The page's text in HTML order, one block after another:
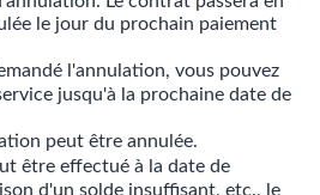
le jour du prochain paiement
l'annulation, vous pouvez
jusqu'à la prochaine date de
peut être annulée.
être effectué à la date de
d'un solde insuffisant, etc., le